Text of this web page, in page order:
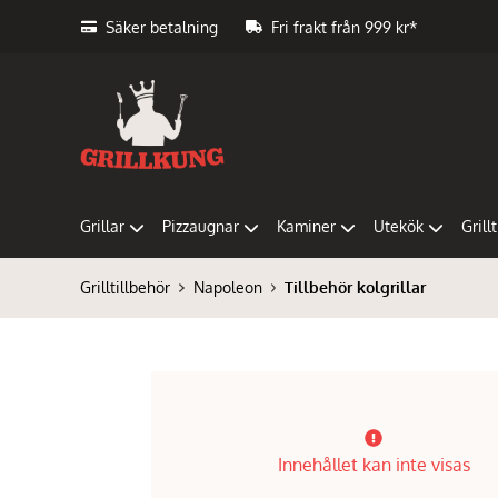
Säker betalning Fri frakt från 999 kr*
Grillar Pizzaugnar Kaminer Utekök
Grilltillbehör Napoleon Tillbehör kolgrillar
Innehållet kan inte visas